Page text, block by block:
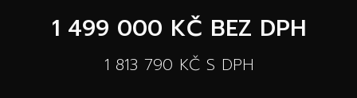
Nové vozidlá
Autooutlet Design
SERVIS
PRÍSLUŠENSTVO
1 499 000 KČ BEZ DPH
1 813 790 KČS DPH